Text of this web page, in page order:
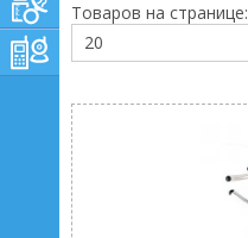
Товаров на странице:
20